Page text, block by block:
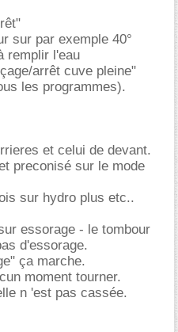
sur par exemple 40°
remplir l'eau
arrêt cuve pleine"
les programmes).
et celui de devant.
preconisé sur le mode
sur hydro plus etc..
essorage - le tombour
d'essorage.
ça marche.
moment tourner.
n 'est pas cassée.